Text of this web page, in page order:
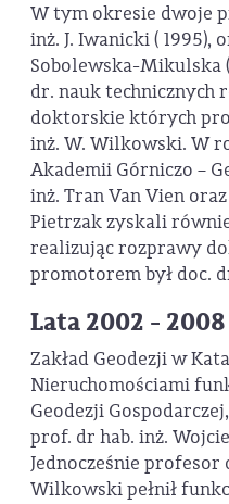
W tym okresie dwoje
inż. J. Iwanicki ( 1995),
Sobolewska-Mikulska
dr. nauk technicznych
doktorskie których
inż. W. Wilkowski. W
Akademii Górniczo –
inż. Tran Van Vien
Pietrzak zyskali
realizując rozprawy
promotorem był doc.
Lata 2002 - 2008
Zakład Geodezji w
Nieruchomościami
Geodezji
prof. dr hab. inż.
Jednocześnie profesor
Wilkowski pełnił